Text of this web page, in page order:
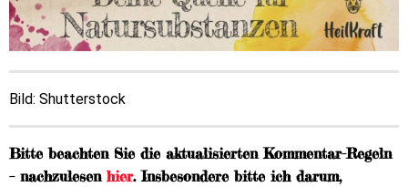
Bild: Shutterstock
Bitte beachten Sie die aktualisierten Kommentar-Regeln
– nachzulesenhier. Insbesondere bitte ich darum,